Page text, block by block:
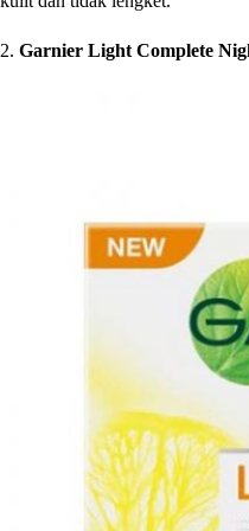
2. Garnier Light Complete